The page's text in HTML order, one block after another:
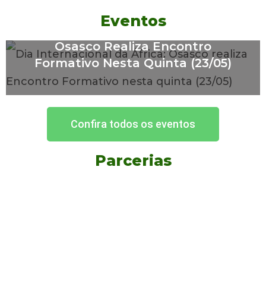
Eventos
Dia Internacional Da África:
Osasco Realiza Encontro
Formativo Nesta Quinta (23/05)
Confira todos os eventos
Parcerias